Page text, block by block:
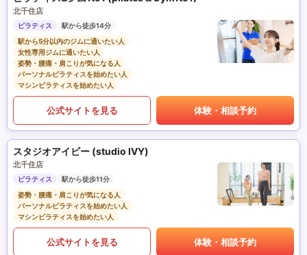
北千住店
ピラティス
駅から徒歩14分
駅から5分以内のジムに通いたい人
女性専用ジムに通いたい人
姿勢・腰痛・肩こりが気になる人
パーソナルピラティスを始めたい人
マシンピラティスを始めたい人
公式サイトを見る 体験・相談予約
スタジオアイビー (studio IVY)
北千住店
ピラティス
駅から徒歩11分
姿勢・腰痛・肩こりが気になる人
パーソナルピラティスを始めたい人
マシンピラティスを始めたい人
公式サイトを見る 体験・相談予約